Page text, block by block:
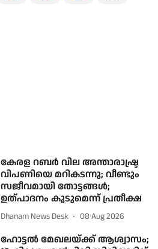
കേരള റബര്‍ വില അന്താരാഷ്ട്ര
വിപണിയെ മറികടന്നു; വീണ്ടും
സജീവമായി തോട്ടങ്ങള്‍;
ഉത്പാദനം കൂടുമെന്ന് പ്രതീക്ഷ
Dhanam News Desk 08 Aug 2026
ഹോട്ടൽ മേഖലയ്ക്ക് ആശ്വാസം;